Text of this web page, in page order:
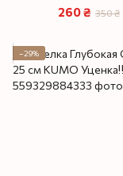
260 ₴ 350 ₴
−29%